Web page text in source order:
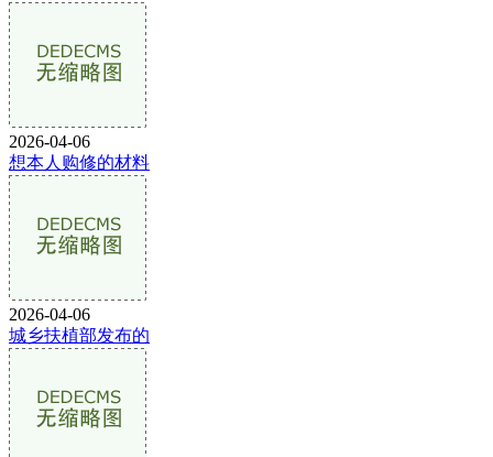
2026-04-06
想本人购修的材料
2026-04-06
城乡扶植部发布的